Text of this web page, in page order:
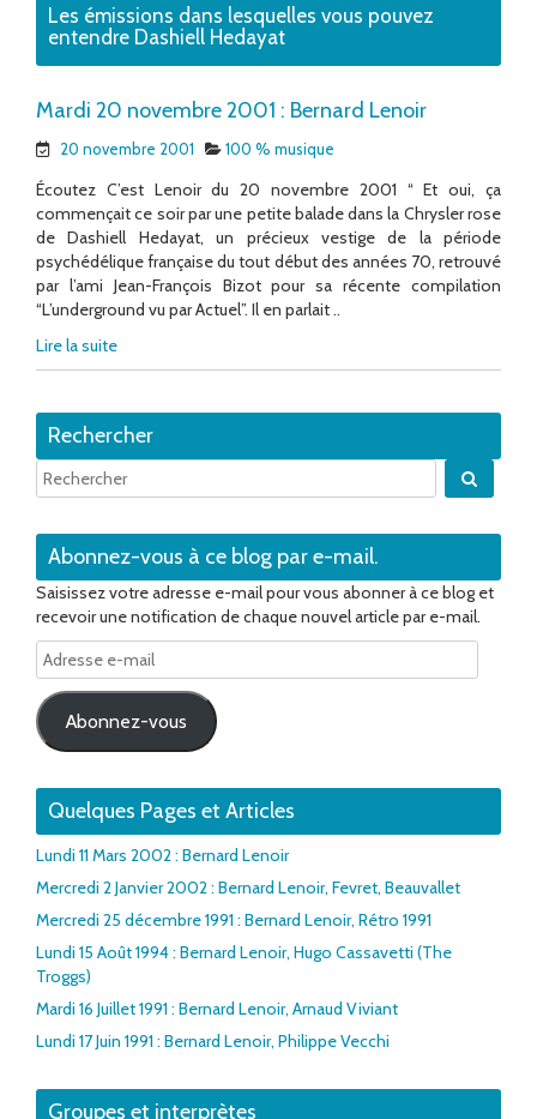
Les émissions dans lesquelles vous pouvez
entendre Dashiell Hedayat
Mardi 20 novembre 2001 : Bernard Lenoir
20 novembre 2001 100 % musique
Écoutez C’est Lenoir du 20 novembre 2001 “ Et oui, ça
commençait ce soir par une petite balade dans la Chrysler rose
de Dashiell Hedayat, un précieux vestige de la période
psychédélique française du tout début des années 70, retrouvé
par l’ami Jean-François Bizot pour sa récente compilation
“L’underground vu par Actuel”. Il en parlait ..
Lire la suite
Rechercher
Abonnez-vous à ce blog par e-mail.
Saisissez votre adresse e-mail pour vous abonner à ce blog et
recevoir une notification de chaque nouvel article par e-mail.
Adresse
e-
mail
Abonnez-vous
Quelques Pages et Articles
Lundi 11 Mars 2002 : Bernard Lenoir
Mercredi 2 Janvier 2002 : Bernard Lenoir, Fevret, Beauvallet
Mercredi 25 décembre 1991 : Bernard Lenoir, Rétro 1991
Lundi 15 Août 1994 : Bernard Lenoir, Hugo Cassavetti (The
Troggs)
Mardi 16 Juillet 1991 : Bernard Lenoir, Arnaud Viviant
Lundi 17 Juin 1991 : Bernard Lenoir, Philippe Vecchi
Groupes et interprètes